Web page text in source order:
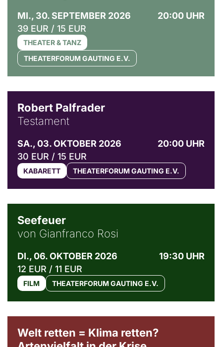
MI., 30. SEPTEMBER 2026
20:00 UHR
39 EUR / 15 EUR
THEATER & TANZ
THEATERFORUM GAUTING E.V.
Robert Palfrader
Testament
SA., 03. OKTOBER 2026
20:00 UHR
30 EUR / 15 EUR
KABARETT THEATERFORUM GAUTING E.V.
Seefeuer
von Gianfranco Rosi
DI., 06. OKTOBER 2026
19:30 UHR
12 EUR / 11 EUR
FILM THEATERFORUM GAUTING E.V.
Welt retten = Klima retten?